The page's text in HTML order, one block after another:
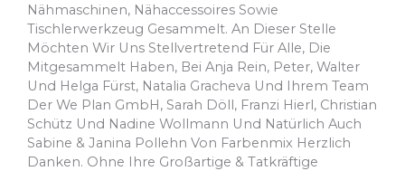
Nähmaschinen, Nähaccessoires Sowie
Tischlerwerkzeug Gesammelt. An Dieser Stelle
Möchten Wir Uns Stellvertretend Für Alle, Die
Mitgesammelt Haben, Bei Anja Rein, Peter, Walter
Und Helga Fürst, Natalia Gracheva Und Ihrem Team
Der We Plan GmbH, Sarah Döll, Franzi Hierl, Christian
Schütz Und Nadine Wollmann Und Natürlich Auch
Sabine & Janina Pollehn Von Farbenmix Herzlich
Danken. Ohne Ihre Großartige & Tatkräftige